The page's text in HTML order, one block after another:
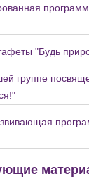
"Будь
группе